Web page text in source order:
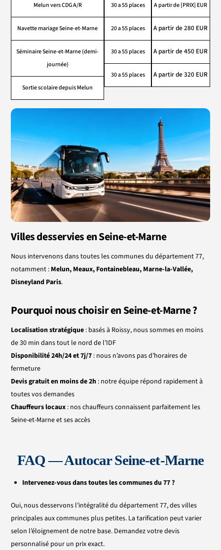
Melunvers CDG A/R
Navette mariage Seine-et-Marne
Séminaire Seine-et-Marne (demi-
journée)
Sortie scolaire depuis Melun
30 a 55 places
20 a 55 places
30 a 55 places
30 a 55 places
A partir de [PRIX] EUR
A partir de 280 EUR
A partir de 450 EUR
A partir de 320 EUR
Villes desservies en Seine-et-Marne
Nous intervenons dans toutes les communes du département 77,
notamment : Melun, Meaux, Fontainebleau, Marne-la-Vallée,
Disneyland Paris.
Pourquoi nous choisir en Seine-et-Marne ?
Localisation stratégique : basés à Roissy, nous sommes en moins
de 30 min dans tout le nord de l’IDF
Disponibilité 24h/24 et 7j/7 : nous n’avons pas d’horaires de
fermeture
Devis gratuit en moins de 2h : notre équipe répond rapidement à
toutes vos demandes
Chauffeurs locaux : nos chauffeurs connaissent parfaitement les
Seine-et-Marne et ses accès
FAQ —Autocar Seine-et-Marne
Intervenez-vous dans toutes les communes du 77 ?
Oui, nous desservons l’intégralité du département 77, des villes
principales aux communes plus petites. La tarification peut varier
selon l’éloignement de notre base. Demandez votre devis
personnalisé pour un prix exact.